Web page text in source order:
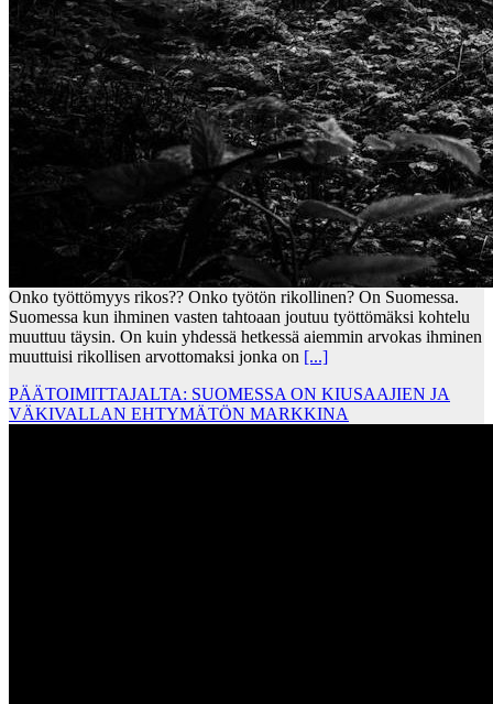
Onko työttömyys rikos?? Onko työtön rikollinen? On Suomessa.
Suomessa kun ihminen vasten tahtoaan joutuu työttömäksi kohtelu
muuttuu täysin. On kuin yhdessä hetkessä aiemmin arvokas ihminen
muuttuisi rikollisen arvottomaksi jonka on [...]
PÄÄTOIMITTAJALTA: SUOMESSA ON KIUSAAJIEN JA
VÄKIVALLAN EHTYMÄTÖN MARKKINA